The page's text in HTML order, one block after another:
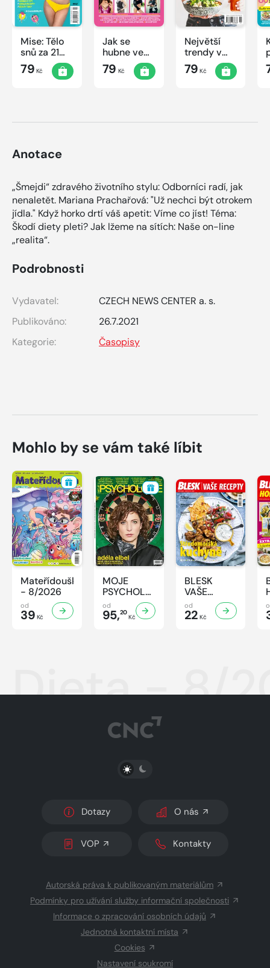
Mise: Tělo
snů za 21
dnů
79 Kč
Jak se
hubne ve
20, 30, 40,
50
79 Kč
Největší
trendy v
hubnutí
79 Kč
Anotace
„Šmejdi“ zdravého životního stylu: Odborníci radí, jak
nenaletět. Mariana Prachařová: "Už nechci být otrokem
jídla." Když horko drtí váš apetit: Víme co jíst! Téma:
Škodí diety pleti? Jak lžeme na sítích: Naše on-line
„realita“.
Podrobnosti
Vydavatel:
CZECH NEWS CENTER a. s.
Publikováno:
26.7.2021
Kategorie:
Časopisy
Mohlo by se vám také líbit
Mateřídouška
- 8/2026
od
39 Kč
MOJE
PSYCHOLOGIE
- 8/2026
od
95,20
Kč
BLESK
VAŠE
RECEPTY -
8/2026
od
22 Kč
Dieta - 8/
PŘEPNOUT SVĚTLÝ/TMAVÝ REŽIM
Dotazy O nás
VOP Kontakty
Autorská práva k publikovaným materiálům
Podmínky pro užívání služby informační společnosti
Informace o zpracování osobních údajů
Jednotná kontaktní místa
Cookies
Nastavení soukromí